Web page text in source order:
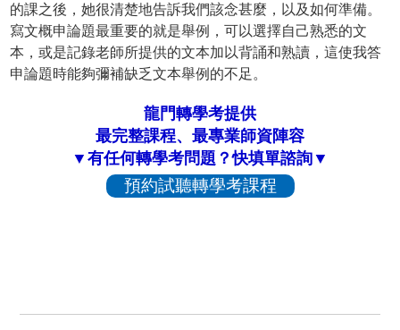
的課之後，她很清楚地告訴我們該念甚麼，以及如何準備。
寫文概申論題最重要的就是舉例，可以選擇自己熟悉的文
本，或是記錄老師所提供的文本加以背誦和熟讀，這使我答
申論題時能夠彌補缺乏文本舉例的不足。
龍門轉學考提供
最完整課程、最專業師資陣容
▼有任何轉學考問題？快填單諮詢▼
預約試聽轉學考課程